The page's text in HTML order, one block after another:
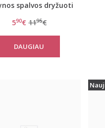
spalvos dryžuoti
Day String
590€ 1195€
DAUGIAU